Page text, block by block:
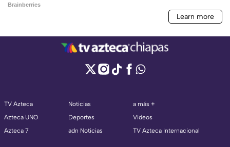
TV Azteca
Azteca UNO
Azteca 7
Noticias
Deportes
adn Noticias
a más +
Videos
TV Azteca Internacional